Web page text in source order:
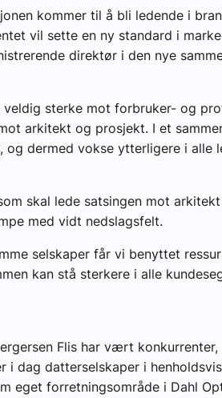
kommer til å bli ledende i
vil sette en ny standard i
direktør i den nye
sterke mot forbruker- og
arkitekt og prosjekt. I et
og dermed vokse ytterligere i alle
skal lede satsingen mot
med vidt nedslagsfelt.
selskaper får vi benyttet
kan stå sterkere i alle
Flis har vært konkurrenter,
i dag datterselskaper i
eget forretningsområde i Dahl